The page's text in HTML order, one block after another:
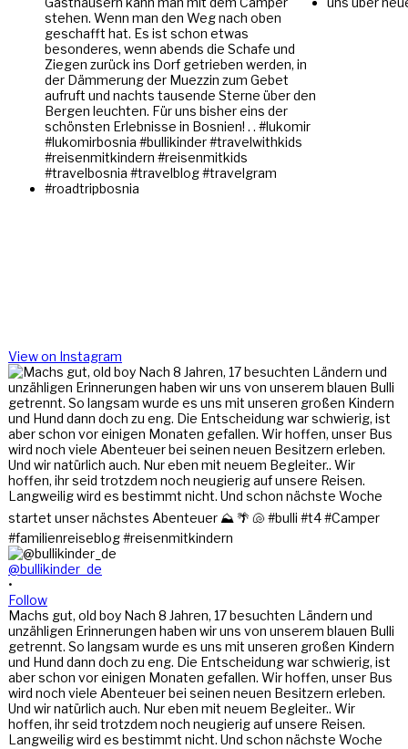
View on Instagram
@bullikinder_de
•
Follow
Machs gut, old boy Nach 8 Jahren, 17 besuchten Ländern und
unzähligen Erinnerungen haben wir uns von unserem blauen Bulli
getrennt. So langsam wurde es uns mit unseren großen Kindern
und Hund dann doch zu eng. Die Entscheidung war schwierig, ist
aber schon vor einigen Monaten gefallen. Wir hoffen, unser Bus
wird noch viele Abenteuer bei seinen neuen Besitzern erleben.
Und wir natürlich auch. Nur eben mit neuem Begleiter.. Wir
hoffen, ihr seid trotzdem noch neugierig auf unsere Reisen.
Langweilig wird es bestimmt nicht. Und schon nächste Woche